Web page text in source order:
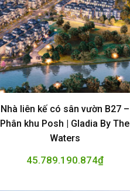
Nhà liên kế có sân vườn B27 –
Phân khu Posh | Gladia By The
Waters
45.789.190.874₫